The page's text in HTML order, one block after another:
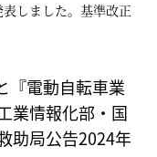
しました。基準改正
『電動自転車業
業情報化部・国
助局公告2024年